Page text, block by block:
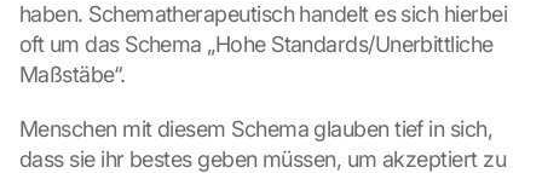
haben. Schematherapeutisch handelt es sich hierbei
oft um das Schema „Hohe Standards/Unerbittliche
Maßstäbe“.
Menschen mit diesem Schema glauben tief in sich,
dass sie ihr bestes geben müssen, um akzeptiert zu